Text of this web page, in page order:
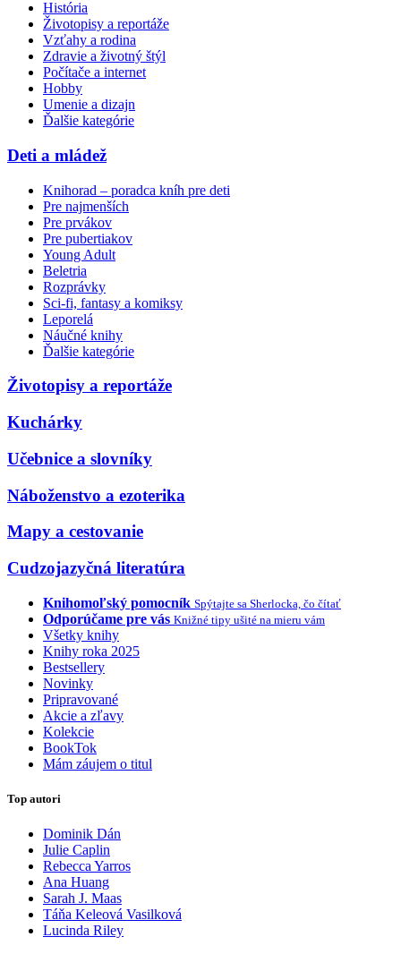
História
Životopisy a reportáže
Vzťahy a rodina
Zdravie a životný štýl
Počítače a internet
Hobby
Umenie a dizajn
Ďalšie kategórie
Deti a mládež
Knihorad – poradca kníh pre deti
Pre najmenších
Pre prvákov
Pre pubertiakov
Young Adult
Beletria
Rozprávky
Sci-fi, fantasy a komiksy
Leporelá
Náučné knihy
Ďalšie kategórie
Životopisy a reportáže
Kuchárky
Učebnice a slovníky
Náboženstvo a ezoterika
Mapy a cestovanie
Cudzojazyčná literatúra
Knihomoľský pomocník Spýtajte sa Sherlocka, čo čítať
Odporúčame pre vás Knižné tipy ušité na mieru vám
Všetky knihy
Knihy roka 2025
Bestsellery
Novinky
Pripravované
Akcie a zľavy
Kolekcie
BookTok
Mám záujem o titul
Top autori
Dominik Dán
Julie Caplin
Rebecca Yarros
Ana Huang
Sarah J. Maas
Táňa Keleová Vasilková
Lucinda Riley